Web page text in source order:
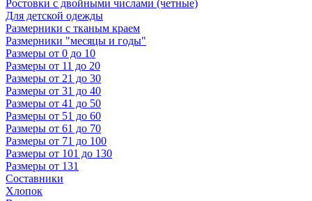
Ростовки с двойными числами (четные)
Для детской одежды
Размерники с тканым краем
Размерники "месяцы и годы"
Размеры от 0 до 10
Размеры от 11 до 20
Размеры от 21 до 30
Размеры от 31 до 40
Размеры от 41 до 50
Размеры от 51 до 60
Размеры от 61 до 70
Размеры от 71 до 100
Размеры от 101 до 130
Размеры от 131
Составники
Хлопок